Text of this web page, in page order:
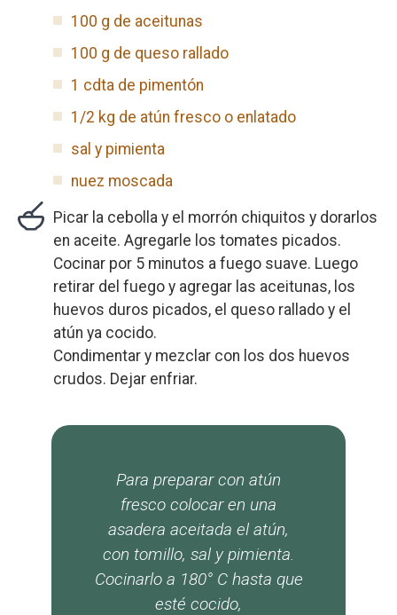
100 g de aceitunas
100 g de queso rallado
1 cdta de pimentón
1/2 kg de atún fresco o enlatado
sal y pimienta
nuez moscada
Picar la cebolla y el morrón chiquitos y dorarlos
en aceite. Agregarle los tomates picados.
Cocinar por 5 minutos a fuego suave. Luego
retirar del fuego y agregar las aceitunas, los
huevos duros picados, el queso rallado y el
atún ya cocido.
Condimentar y mezclar con los dos huevos
crudos. Dejar enfriar.
Para preparar con atún
fresco colocar en una
asadera aceitada el atún,
con tomillo, sal y pimienta.
Cocinarlo a 180° C hasta que
esté cocido,